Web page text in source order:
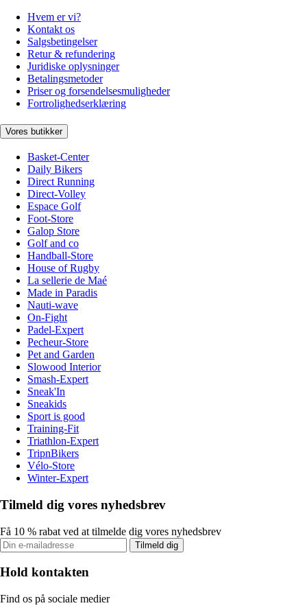
Hvem er vi?
Kontakt os
Salgsbetingelser
Retur & refundering
Juridiske oplysninger
Betalingsmetoder
Priser og forsendelsesmuligheder
Fortrolighedserklæring
Vores butikker
Basket-Center
Daily Bikers
Direct Running
Direct-Volley
Espace Golf
Foot-Store
Galop Store
Golf and co
Handball-Store
House of Rugby
La sellerie de Maé
Made in Paradis
Nauti-wave
On-Fight
Padel-Expert
Pecheur-Store
Pet and Garden
Slowood Interior
Smash-Expert
Sneak'In
Sneakids
Sport is good
Training-Fit
Triathlon-Expert
TripnBikers
Vélo-Store
Winter-Expert
Tilmeld dig vores nyhedsbrev
Få 10 % rabat ved at tilmelde dig vores nyhedsbrev
Tilmeld dig
Hold kontakten
Find os på sociale medier